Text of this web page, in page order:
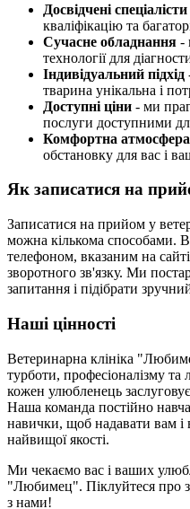
Досвідчені спеціалісти
кваліфікацію та
Сучасне обладнання -
технології для
Індивідуальний підхід
тварина унікальна і
Доступні ціни - ми
послуги доступними
Комфортна атмосфера
обстановку для вас і
Як записатися на
Записатися на прийом у
можна кількома способами.
телефоном, вказаним на
зворотного зв'язку. Ми
запитання і підібрати
Наші цінності
Ветеринарна клініка
турботи, професіоналізму
кожен улюбленець
Наша команда постійно
навички, щоб надавати вам
найвищої якості.
Ми чекаємо вас і ваших
"Любимец". Піклуйтеся про
з нами!